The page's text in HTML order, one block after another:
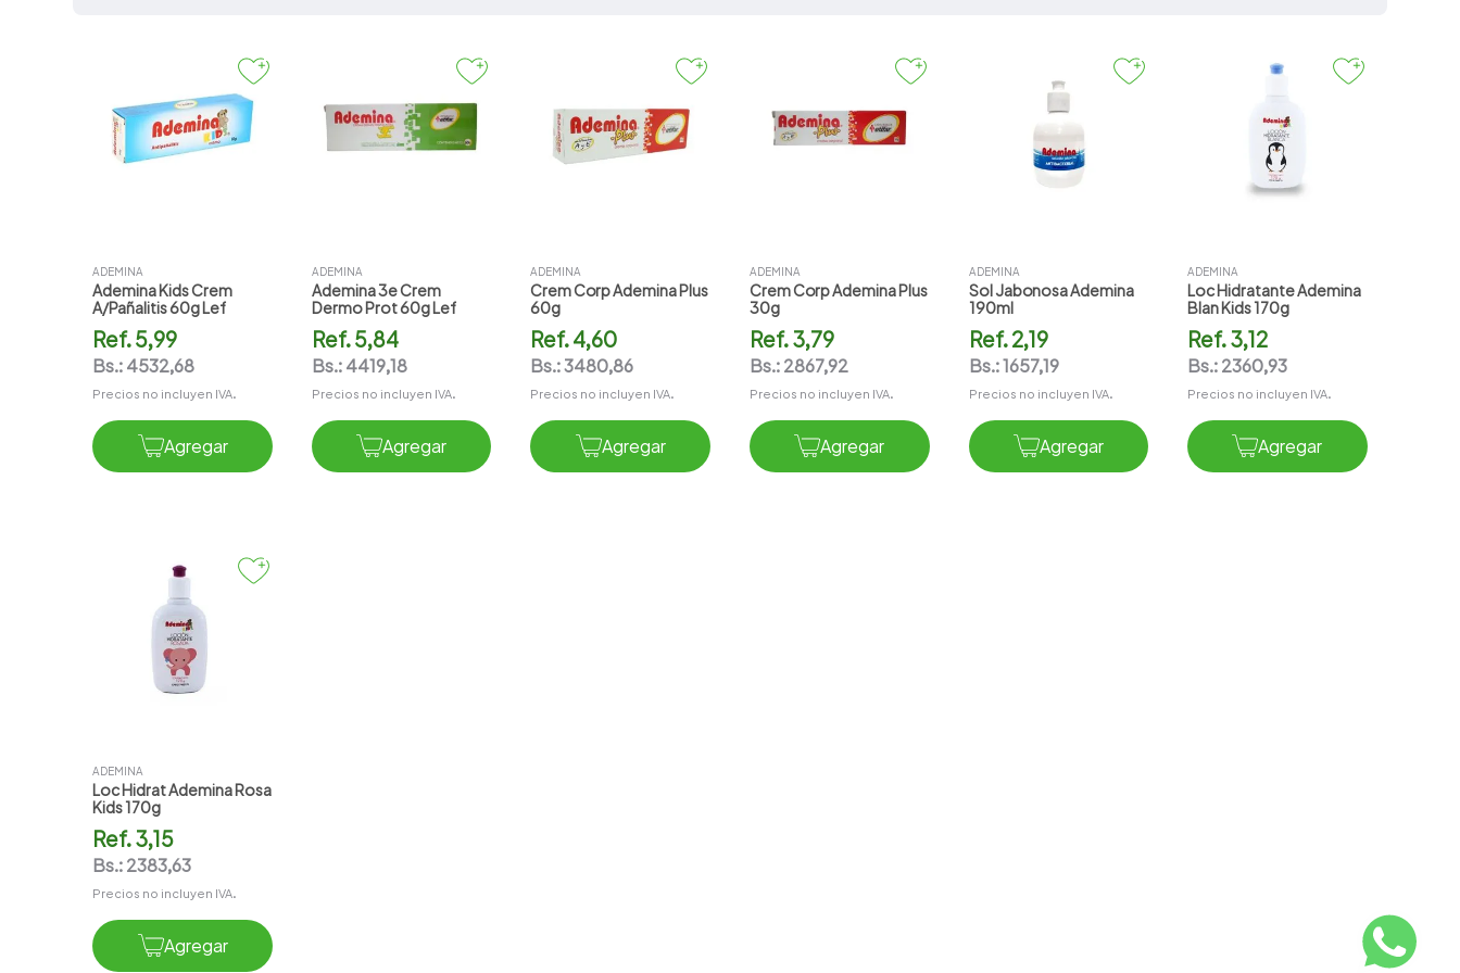
ADEMINA
Ademina Kids Crem
A/pañalitis 60g Lef
Ref.5,99
Bs.:4532,68
Precios no incluyen IVA.
Agregar
ADEMINA
Ademina 3e Crem
Dermo Prot 60g Lef
Ref.5,84
Bs.: 4419,18
Precios no incluyen IVA.
Agregar
ADEMINA
Crem Corp Ademina Plus
60g
Ref.4,60
Bs.:3480,86
Precios no incluyen IVA.
Agregar
ADEMINA
Crem Corp Ademina Plus
30g
Ref.3,79
Bs.:2867,92
Precios no incluyen IVA.
Agregar
ADEMINA
Sol Jabonosa Ademina
190ml
Ref.2,19
Bs.:1657,19
Precios no incluyen IVA.
Agregar
ADEMINA
Loc Hidratante Ademina
Blan Kids 170g
Ref.3,12
Bs.:2360,93
Precios no incluyen IVA.
Agregar
ADEMINA
Loc Hidrat Ademina Rosa
Kids 170g
Ref.3,15
Bs.:2383,63
Precios no incluyen IVA.
Agregar
9.
slinda
10
magnesio